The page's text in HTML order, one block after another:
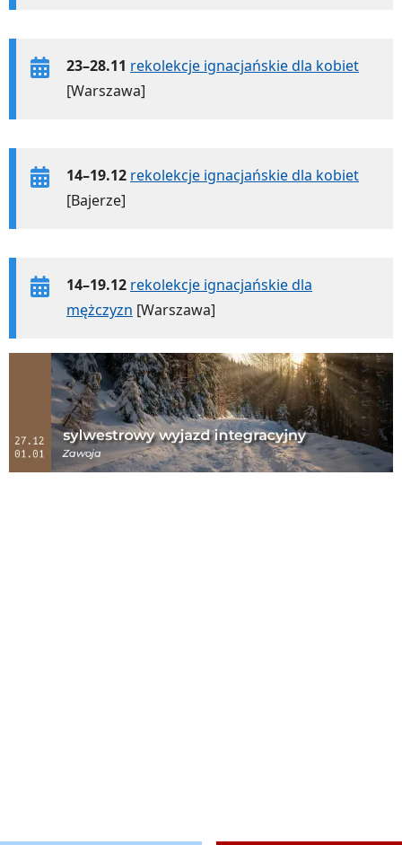
23–28.11 rekolekcje ignacjańskie dla kobiet
[Warszawa]
14–19.12 rekolekcje ignacjańskie dla kobiet
[Bajerze]
14–19.12 rekolekcje ignacjańskie dla
mężczyzn [Warszawa]